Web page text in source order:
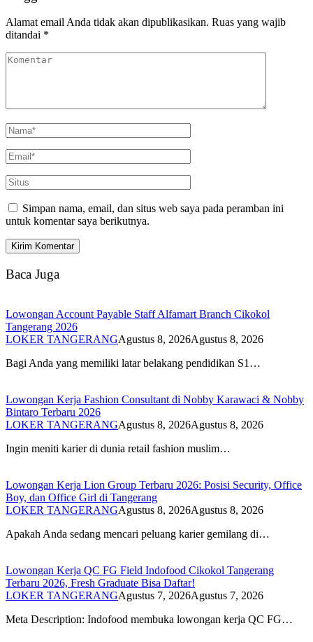
Alamat email Anda tidak akan dipublikasikan. Ruas yang wajib
ditandai *
Simpan nama, email, dan situs web saya pada peramban ini
untuk komentar saya berikutnya.
Baca Juga
Lowongan Account Payable Staff Alfamart Branch Cikokol
Tangerang 2026
LOKER TANGERANGAgustus 8, 2026Agustus 8, 2026
Bagi Anda yang memiliki latar belakang pendidikan S1…
Lowongan Kerja Fashion Consultant di Nobby Karawaci & Nobby
Bintaro Terbaru 2026
LOKER TANGERANGAgustus 8, 2026Agustus 8, 2026
Ingin meniti karier di dunia retail fashion muslim…
Lowongan Kerja Lion Group Terbaru 2026: Posisi Security, Office
Boy, dan Office Girl di Tangerang
LOKER TANGERANGAgustus 8, 2026Agustus 8, 2026
Apakah Anda sedang mencari peluang karier gemilang di…
Lowongan Kerja QC FG Field Indofood Cikokol Tangerang
Terbaru 2026, Fresh Graduate Bisa Daftar!
LOKER TANGERANGAgustus 7, 2026Agustus 7, 2026
Meta Description: Indofood membuka lowongan kerja QC FG…